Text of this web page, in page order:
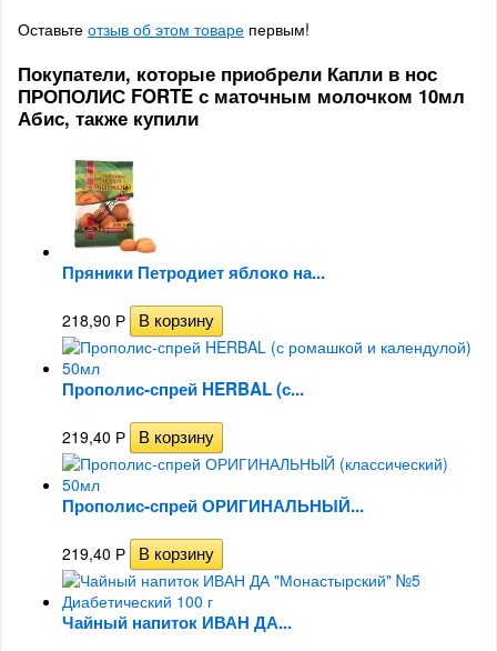
Оставьте отзыв об этом товаре первым!
Покупатели, которые приобрели Капли в нос
ПРОПОЛИС FORTE с маточным молочком 10мл
Абис, также купили
Пряники Петродиет яблоко на...
218,90 Р
Прополис-спрей HERBAL (с...
219,40 Р
Прополис-спрей ОРИГИНАЛЬНЫЙ...
219,40 Р
Чайный напиток ИВАН ДА...